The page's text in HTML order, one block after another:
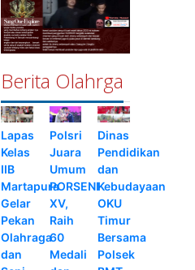
Berita Olahrga
Lapas
Kelas
IIB
Martapura
Gelar
Pekan
Olahraga
dan
Polsri
Juara
Umum
PORSENI
XV,
Raih
60
Medali
Dinas
Pendidikan
dan
Kebudayaan
OKU
Timur
Bersama
Polsek